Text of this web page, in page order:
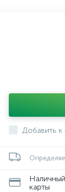
Добавить
карты